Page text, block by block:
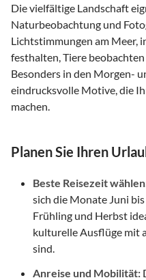
Die vielfältige Landschaft
Naturbeobachtung und
Lichtstimmungen am Meer,
festhalten, Tiere
Besonders in den Morgen-
eindrucksvolle Motive, die
machen.
Planen Sie Ihren
Beste Reisezeit
sich die Monate Juni
Frühling und Herbst
kulturelle Ausflüge mit
sind.
Anreise und Mobilität: